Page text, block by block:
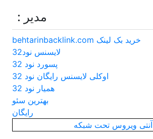
مدیر :
خرید بک لینک behtarinbacklink.com
لایسنس نود32
پسورد نود 32
اوکلی لایسنس رایگان نود 32
همیار نود 32
بهترین سئو
رایگان
آنتی ویروس تحت شبکه